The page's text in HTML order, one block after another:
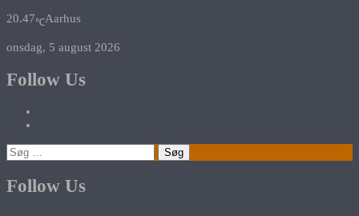
20.47℃Aarhus
onsdag, 5 august 2026
Follow Us
Søg
efter:
Follow Us